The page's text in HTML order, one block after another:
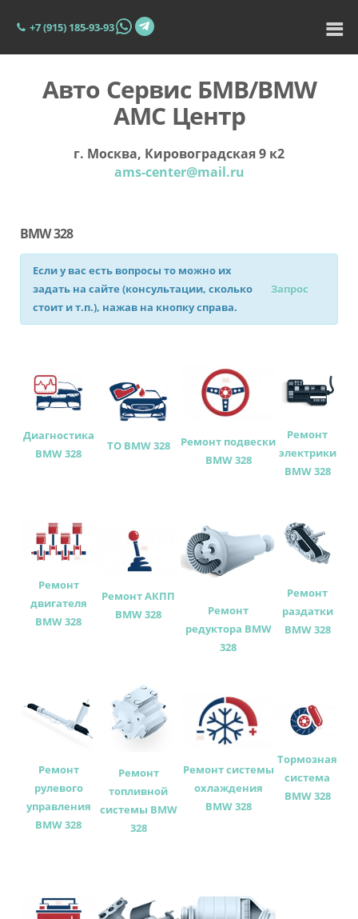
+7 (915) 185-93-93
Авто Сервис БМВ/BMW
АМС Центр
г. Москва, Кировоградская 9 к2
ams-center@mail.ru
BMW 328
Если у вас есть вопросы то можно их
задать на сайте (консультации, сколько
стоит и т.п.), нажав на кнопку справа.
Запрос
Диагностика
BMW 328
ТО BMW 328
Ремонт подвески
BMW 328
Ремонт
электрики
BMW 328
Ремонт
двигателя
BMW 328
Ремонт АКПП
BMW 328
Ремонт
редуктора BMW
328
Ремонт
раздатки
BMW 328
Ремонт
рулевого
управления
BMW 328
Ремонт
топливной
системы BMW
328
Ремонт системы
охлаждения
BMW 328
Тормозная
система
BMW 328